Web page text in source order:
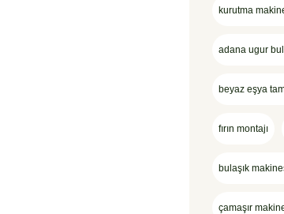
kurutma
adana ugur
beyaz eşya
fırın montajı
bulaşık
çamaşır